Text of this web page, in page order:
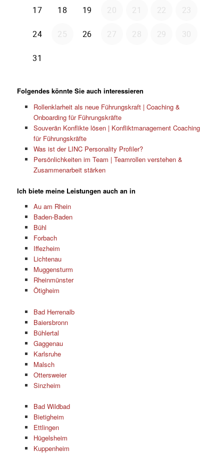
Folgendes könnte Sie auch interessieren
Rollenklarheit als neue Führungskraft | Coaching &
Onboarding für Führungskräfte
Souverän Konflikte lösen | Konfliktmanagement Coaching
für Führungskräfte
Was ist der LINC Personality Profiler?
Persönlichkeiten im Team | Teamrollen verstehen &
Zusammenarbeit stärken
Ich biete meine Leistungen auch an in
Au am Rhein
Baden-Baden
Bühl
Forbach
Iffezheim
Lichtenau
Muggensturm
Rheinmünster
Ötigheim
Bad Herrenalb
Baiersbronn
Bühlertal
Gaggenau
Karlsruhe
Malsch
Ottersweier
Sinzheim
Bad Wildbad
Bietigheim
Ettlingen
Hügelsheim
Kuppenheim